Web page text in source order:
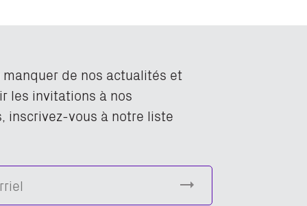
manquer de nos actualités et
les invitations à nos
inscrivez-vous à notre liste